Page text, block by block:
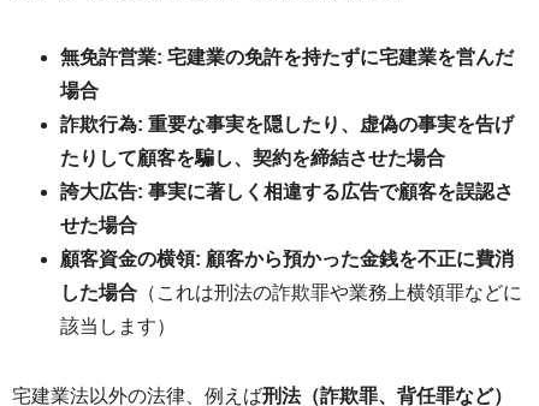
無免許営業: 宅建業の免許を持たずに宅建業を営んだ
場合
詐欺行為: 重要な事実を隠したり、虚偽の事実を告げ
たりして顧客を騙し、契約を締結させた場合
誇大広告: 事実に著しく相違する広告で顧客を誤認さ
せた場合
顧客資金の横領: 顧客から預かった金銭を不正に費消
した場合 （これは刑法の詐欺罪や業務上横領罪などに
該当します）
宅建業法以外の法律、例えば刑法（詐欺罪、背任罪など）